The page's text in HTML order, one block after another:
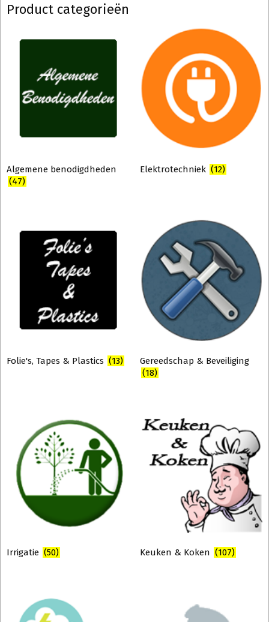
Product categorieën
Algemene benodigdheden
(47)
Elektrotechniek (12)
Folie's, Tapes & Plastics (13)
Gereedschap & Beveiliging
(18)
Irrigatie (50) Keuken & Koken (107)